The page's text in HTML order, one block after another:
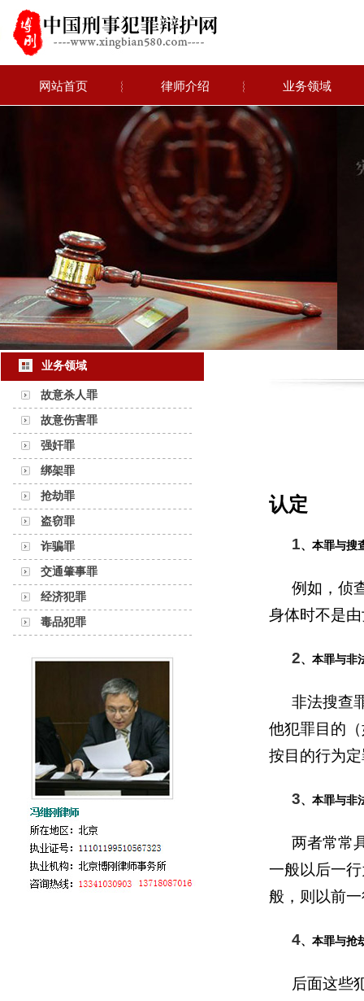
网站首页 ︴ 律师介绍 ︴ 业务领域
业务领域
故意杀人罪
故意伤害罪
强奸罪
绑架罪
抢劫罪
盗窃罪
诈骗罪
交通肇事罪
经济犯罪
毒品犯罪
认定
1、本罪与搜
例如，侦
身体时不是
2、本罪与非
非法搜查
他犯罪目的
按目的行为
3、本罪与非
两者常常
一般以后一
般，则以前
4、本罪与抢
后面这些